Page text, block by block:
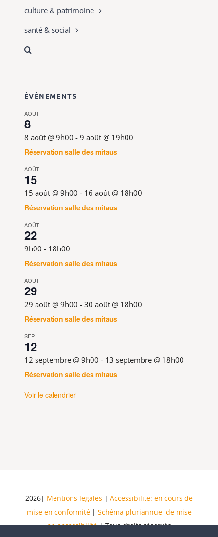
culture & patrimoine
santé & social
ÉVÈNEMENTS
AOÛT
8
8 août @ 9h00 - 9 août @ 19h00
Réservation salle des mitaus
AOÛT
15
15 août @ 9h00 - 16 août @ 18h00
Réservation salle des mitaus
AOÛT
22
9h00 - 18h00
Réservation salle des mitaus
AOÛT
29
29 août @ 9h00 - 30 août @ 18h00
Réservation salle des mitaus
SEP
12
12 septembre @ 9h00 - 13 septembre @ 18h00
Réservation salle des mitaus
Voir le calendrier
2026| Mentions légales | Accessibilité: en cours de
mise en conformité | Schéma pluriannuel de mise
en accessibilité| Tous droits réservés